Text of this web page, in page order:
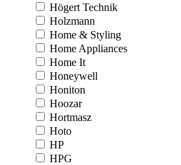
Högert Technik
Holzmann
Home & Styling
Home Appliances
Home It
Honeywell
Honiton
Hoozar
Hortmasz
Hoto
HP
HPG